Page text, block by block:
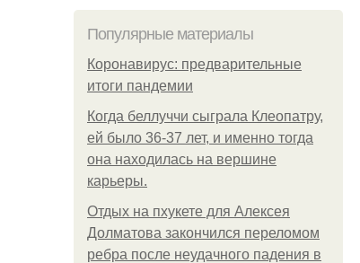
Популярные материалы
Коронавирус: предварительные
итоги пандемии
Когда беллуччи сыграла Клеопатру,
ей было 36-37 лет, и именно тогда
она находилась на вершине
карьеры.
Отдых на пхукете для Алексея
Долматова закончился переломом
ребра после неудачного падения в